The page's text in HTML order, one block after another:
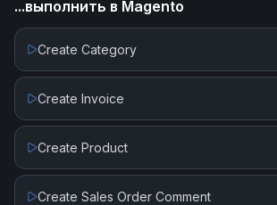
...выполнить в Magento
Create Category
Create Invoice
Create Product
Create Sales Order Comment